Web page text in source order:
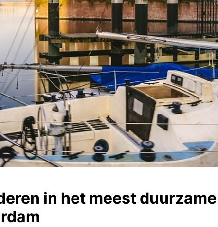
in het meest